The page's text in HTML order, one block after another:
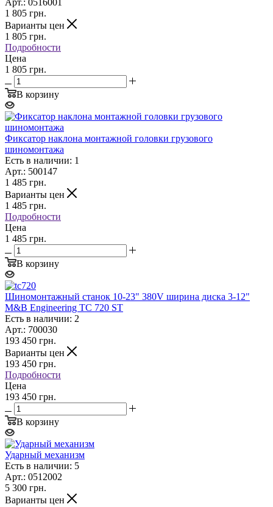
1 805 грн.
Варианты цен
1 805 грн.
Подробности
Цена
1 805 грн.
В корзину
Фиксатор наклона монтажной головки грузового
шиномонтажа
Есть в наличии: 1
Арт.: 500147
1 485 грн.
Варианты цен
1 485 грн.
Подробности
Цена
1 485 грн.
В корзину
Шиномонтажный станок 10-23" 380V ширина диска 3-12"
M&B Engineering TC 720 ST
Есть в наличии: 2
Арт.: 700030
193 450 грн.
Варианты цен
193 450 грн.
Подробности
Цена
193 450 грн.
В корзину
Ударный механизм
Есть в наличии: 5
Арт.: 0512002
5 300 грн.
Варианты цен